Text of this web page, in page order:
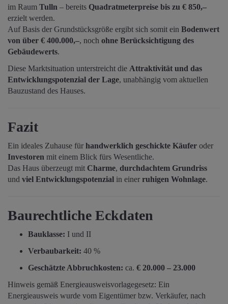
im Raum Tulln – bereits Quadratmeterpreise bis zu € 850,–
erzielt werden.
Auf Basis der Grundstücksgröße ergibt sich somit ein Bodenwert
von über € 400.000,–, noch ohne Berücksichtigung des
Gebäudewerts.
Diese Marktsituation unterstreicht die Attraktivität und das
Entwicklungspotenzial der Lage, unabhängig vom aktuellen
Bauzustand des Hauses.
Fazit
Ein ideales Zuhause für handwerklich geschickte Käufer oder
Investoren mit einem Blick fürs Wesentliche.
Das Haus überzeugt mit Charme, durchdachtem Grundriss
und viel Entwicklungspotenzial in einer ruhigen Wohnlage.
Baurechtliche Eckdaten
Bauklasse: I und II
Verbaubarkeit: 40 %
Geschätzte Abbruchkosten: ca. € 20.000 – 23.000
Hinweis gemäß Energieausweisvorlagegesetz: Ein
Energieausweis wurde vom Eigentümer bzw. Verkäufer, nach